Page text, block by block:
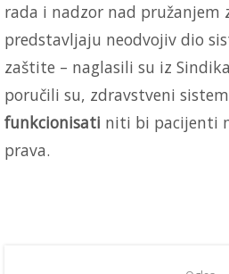
rada i nadzor nad pružanjem
predstavljaju neodvojiv dio
zaštite – naglasili su iz
poručili su, zdravstveni sistem
funkcionisati niti bi pacijenti
prava.